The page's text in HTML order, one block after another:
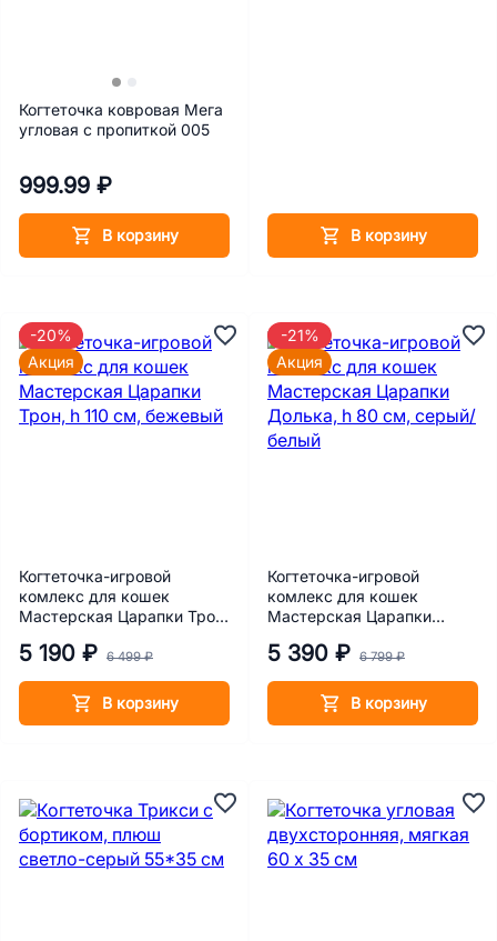
Когтеточка ковровая Мега
угловая с пропиткой 005
999.99 ₽
В корзину В корзину
Когтеточка-игровой
комлекс для кошек
Мастерская Царапки Трон,
5 190 ₽ 6 499 ₽
В корзину
-20%
Акция
Когтеточка-игровой
комлекс для кошек
Мастерская Царапки
белый
5 390 ₽ 6 799 ₽
В корзину
-21%
Акция